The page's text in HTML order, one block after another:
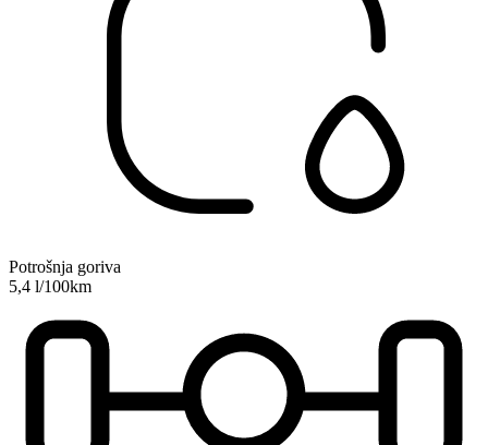
Potrošnja goriva
5,4 l/100km